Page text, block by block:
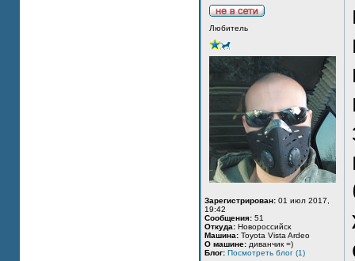
Любитель
Зарегистрирован: 01 июл 2017,
19:42
Сообщения: 51
Откуда: Новороссийск
Машина: Toyota Vista Ardeo
О машине: диванчик =)
Блог: Посмотреть блог (1)